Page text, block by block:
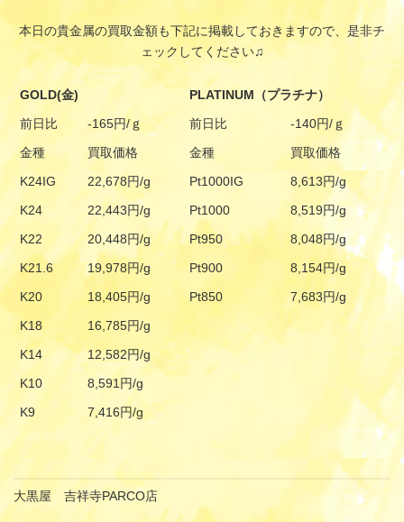
本日の貴金属の買取金額も下記に掲載しておきますので、是非チ
ェックしてください♫
GOLD(金)
PLATINUM（プラチナ）
前日比
-165円/ｇ 前日比
-140円/ｇ
金種
買取価格 金種
買取価格
K24IG
22,678円/g Pt1000IG
8,613円/g
K24
22,443円/g Pt1000
8,519円/g
K22
20,448円/g Pt950
8,048円/g
K21.6
19,978円/g Pt900
8,154円/g
K20
18,405円/g Pt850
7,683円/g
K18
16,785円/g
K14
12,582円/g
K10
8,591円/g
K9
7,416円/g
大黒屋 吉祥寺PARCO店